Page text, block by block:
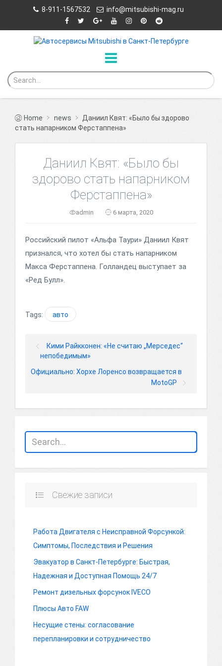
8-911-1567532 info@mitsubishi-mag.ru
Home news
Даниил Квят: «Было бы здорово
стать напарником Ферстаппена»
Даниил Квят: «Было бы
здорово стать напарником
Ферстаппена»
admin 6 марта, 2020
Российский пилот «Альфа Таури» Даниил Квят
признался, что хотел бы стать напарником
Макса Ферстаппена. Голландец выступает за
«Ред Булл».
Tags: авто
Кими Райкконен: «Не считаю „Мерседес“
непобедимым»
Официально: Хорхе Лоренсо возвращается в
MotoGP
Свежие записи
Работа Двигателя с Неисправной Форсункой:
Симптомы, Последствия и Решения
Эвакуатор в Санкт-Петербурге: Быстрая,
Надежная и Доступная Помощь 24/7
Ремонт дизельных форсунок IVECO
Плюсы Авто FAW
Несущие стены: согласование
перепланировки и сотрудничество